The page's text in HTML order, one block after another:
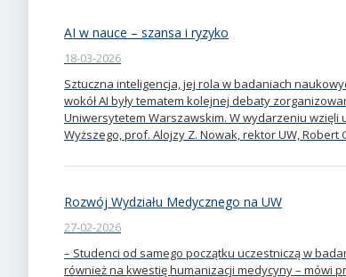
AI w nauce – szansa i ryzyko
18-03-2026
Sztuczna inteligencja, jej rola w badaniach
wokół AI były tematem kolejnej debaty
Uniwersytetem Warszawskim. W wydarzeniu wzięli
Wyższego, prof. Alojzy Z. Nowak, rektor UW,
Rozwój Wydziału Medycznego na UW
27-02-2026
– Studenci od samego początku uczestniczą w
również na kwestię humanizacji medycyny – mówi